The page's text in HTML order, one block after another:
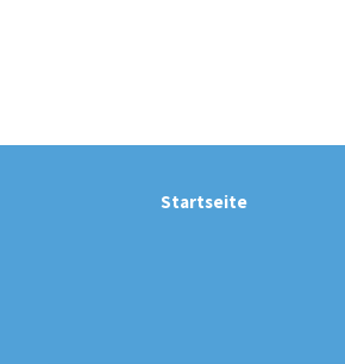
Startseite